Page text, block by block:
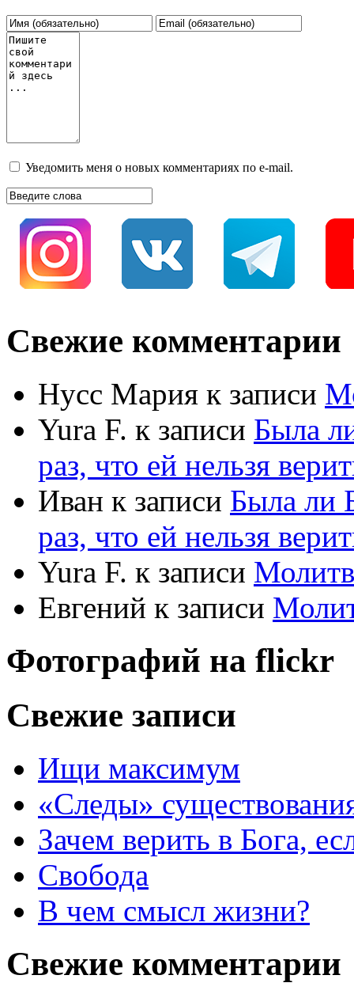
Уведомить меня о новых комментариях по e-mail.
Свежие комментарии
Нусс Мария к записи
Yura F. к записи Была
раз, что ей нельзя
Иван к записи Была ли
раз, что ей нельзя
Yura F. к записи
Евгений к записи
Фотографий на flickr
Свежие записи
Ищи максимум
«Следы»
Зачем верить в Бога,
Свобода
В чем смысл жизни?
Свежие комментарии